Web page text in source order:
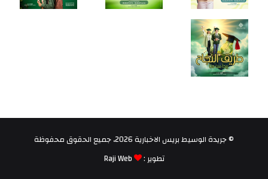
© جريدة الوسيط بريس الاخبارية 2026، جميع الحقوق محفوظة
تطوير :
Raji Web